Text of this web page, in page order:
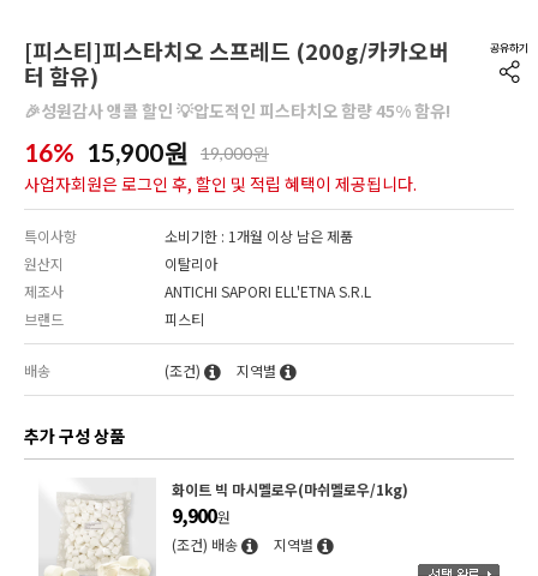
[피스티]피스타치오 스프레드 (200g/카카오버
터 함유)
🎉성원감사 앵콜 할인 💡압도적인 피스타치오 함량 45% 함유!
16% 15,900원 19,000원
사업자회원은 로그인 후, 할인 및 적립 혜택이 제공됩니다.
특이사항
소비기한 : 1개월 이상 남은 제품
원산지
이탈리아
제조사
ANTICHI SAPORI ELL'ETNA S.R.L
브랜드
피스티
배송 (조건) 지역별
추가 구성 상품
화이트 빅 마시멜로우(마쉬멜로우/1kg)
9,900원
(조건) 배송
지역별